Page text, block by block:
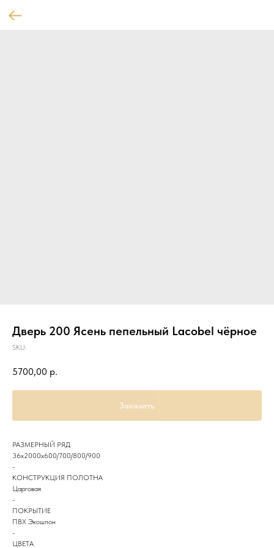
Дверь 200 Ясень пепельный Lacobel чёрное
SKU:
5700,00 р.
Заказать
РАЗМЕРНЫЙ РЯД
36х2000х600/700/800/900
-
КОНСТРУКЦИЯ ПОЛОТНА
Царговая
-
ПОКРЫТИЕ
ПВХ Экошпон
-
ЦВЕТА